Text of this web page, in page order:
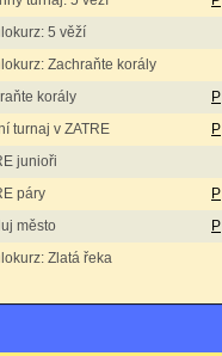
5 věží
Zachraňte korály
korály P
turnaj v ZATRE P
junioři
páry P
město P
Zlatá řeka